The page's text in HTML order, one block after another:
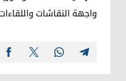
واجهة النقاشات